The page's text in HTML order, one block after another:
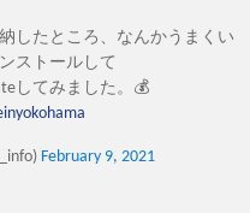
したところ、なんかうまくい
ストールして
してみました。💰
February 9, 2021